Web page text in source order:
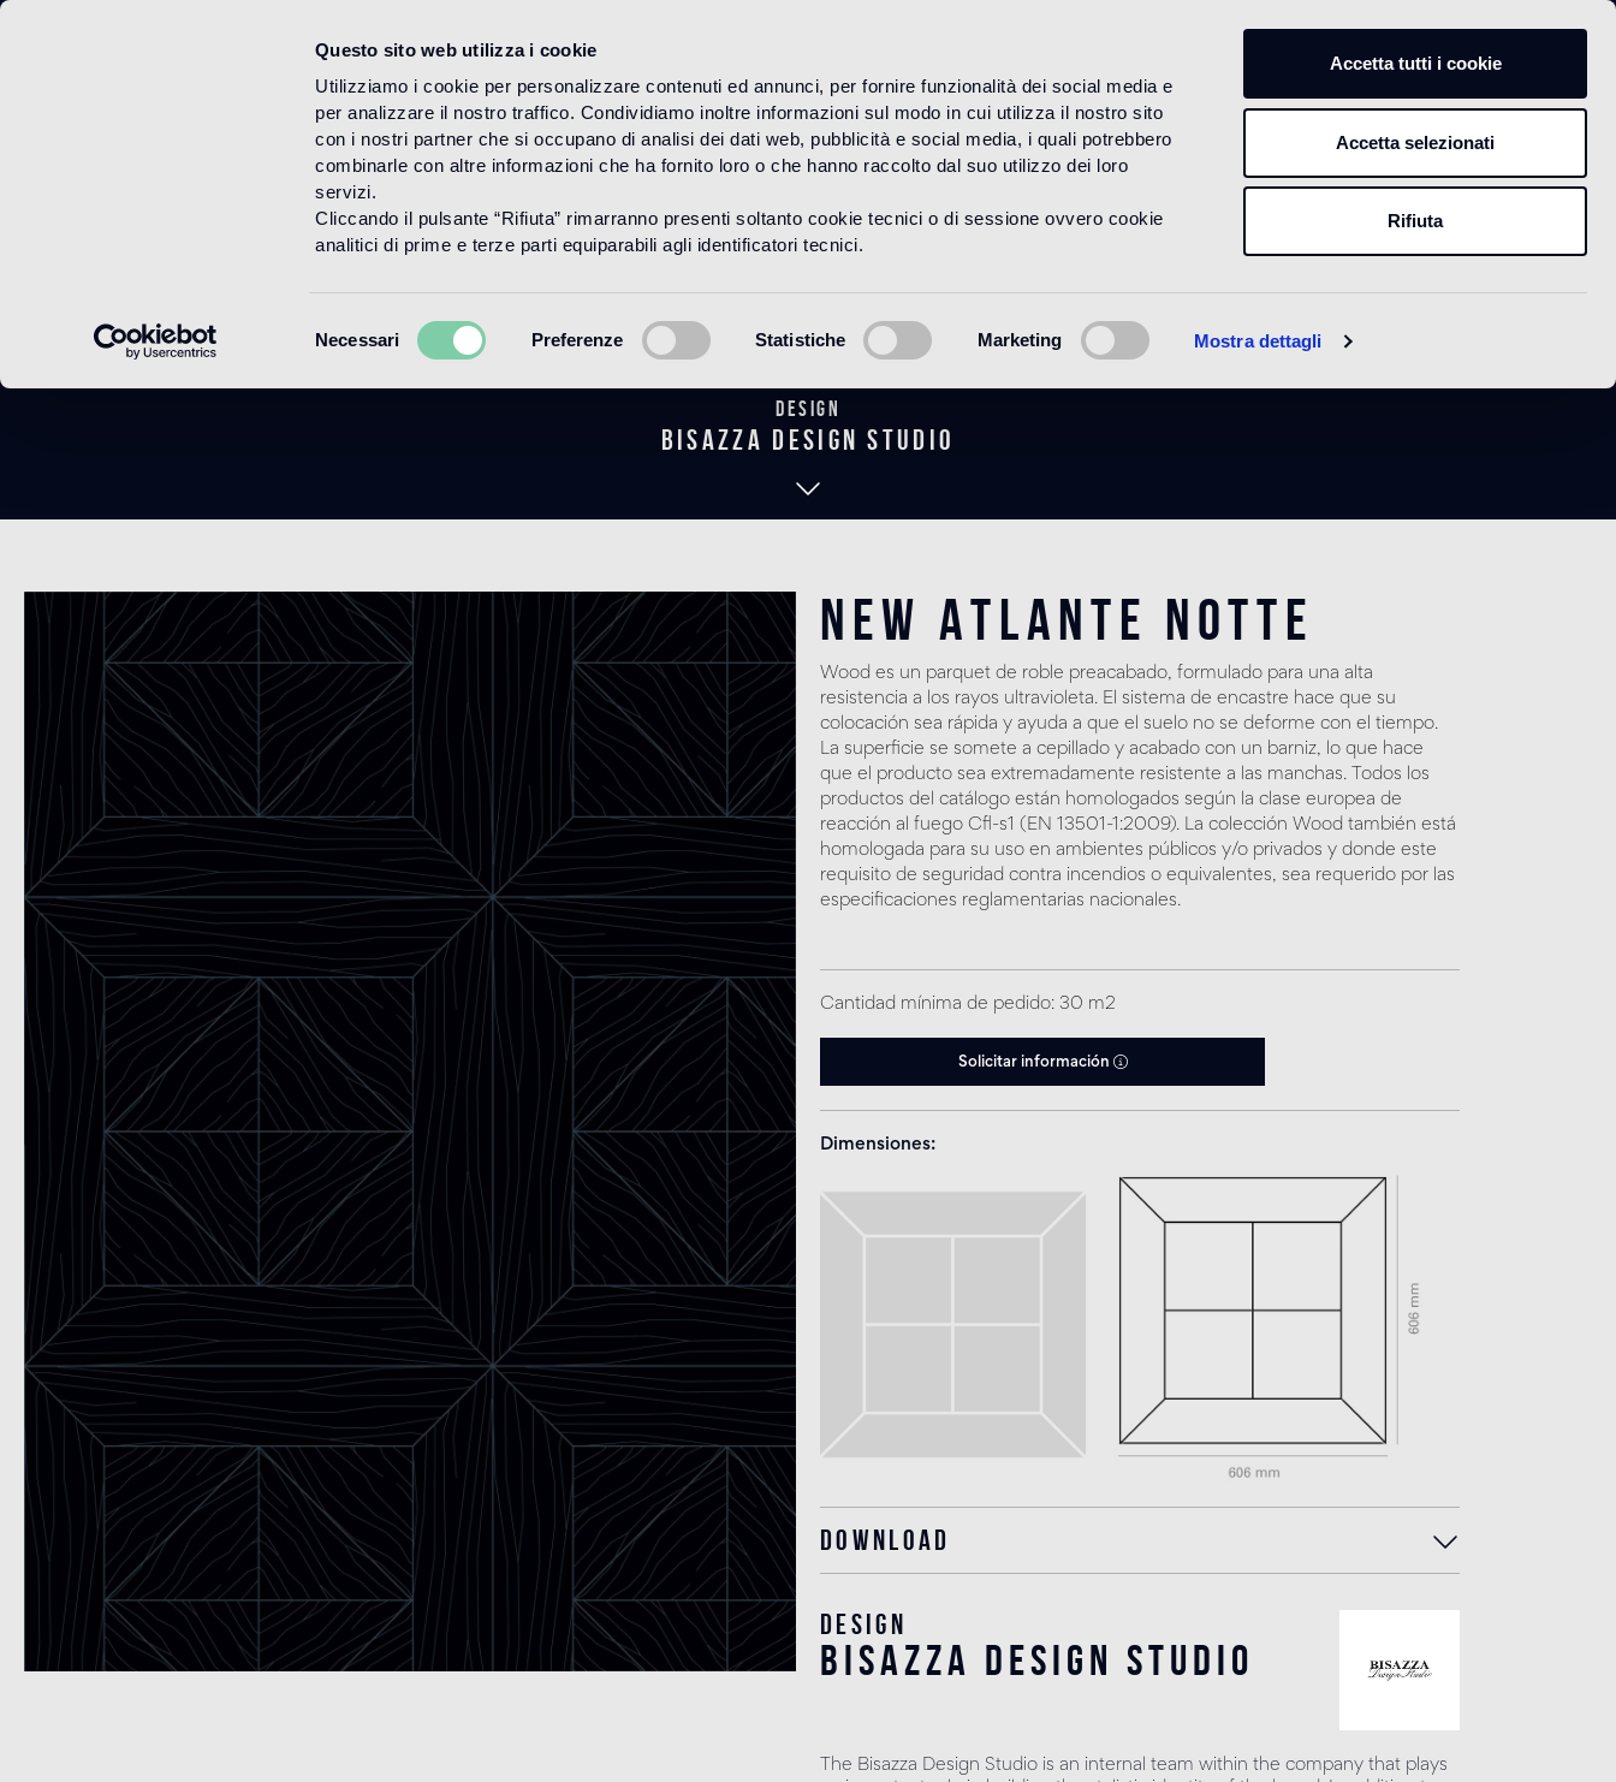
Questo sito web utilizza i cookie
Utilizziamo i cookie per personalizzare contenuti ed annunci, per fornire funzionalità dei social media e
per analizzare il nostro traffico. Condividiamo inoltre informazioni sul modo in cui utilizza il nostro sito
con i nostri partner che si occupano di analisi dei dati web, pubblicità e social media, i quali potrebbero
combinarle con altre informazioni che ha fornito loro o che hanno raccolto dal suo utilizzo dei loro
servizi.
Cliccando il pulsante “Rifiuta” rimarranno presenti soltanto cookie tecnici o di sessione ovvero cookie
analitici di prime e terze parti equiparabili agli identificatori tecnici.
del
Necessari Preferenze Statistiche Marketing Mostra dettagli
Accetta tutti i cookie
Accetta selezionati
Rifiuta
HOME PRODUCTOS WOOD DECORACIONES
New Atlante Notte
Design
bisazza design studio
New Atlante Notte
Wood es un parquet de roble preacabado, formulado para una alta
resistencia a los rayos ultravioleta. El sistema de encastre hace que su
colocación sea rápida y ayuda a que el suelo no se deforme con el tiempo.
La superficie se somete a cepillado y acabado con un barniz, lo que hace
que el producto sea extremadamente resistente a las manchas. Todos los
productos del catálogo están homologados según la clase europea de
reacción al fuego Cfl-s1 (EN 13501-1:2009). La colección Wood también está
homologada para su uso en ambientes públicos y/o privados y donde este
requisito de seguridad contra incendios o equivalentes, sea requerido por las
especificaciones reglamentarias nacionales.
Cantidad mínima de pedido: 30 m2
Solicitar información
Dimensiones
Download
Design
bisazza design studio
The Bisazza Design Studio is an internal team within the company that plays